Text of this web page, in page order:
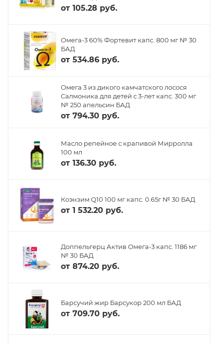
от 105.28 руб.
Омега-3 60% Фортевит капс. 800 мг № 30
БАД
от 534.86 руб.
Омега 3 из дикого камчатского лосося
Салмоника для детей с 3-лет капс. 300 мг
№ 250 апельсин БАД
от 794.30 руб.
Масло репейное с крапивой Мирролла
100 мл
от 136.30 руб.
Коэнзим Q10 100 мг капс. 0.65г № 30 БАД
от 1 532.20 руб.
Доппельгерц Актив Омега-3 капс. 1186 мг
№ 30 БАД
от 874.20 руб.
Барсучий жир Барсукор 200 мл БАД
от 709.70 руб.